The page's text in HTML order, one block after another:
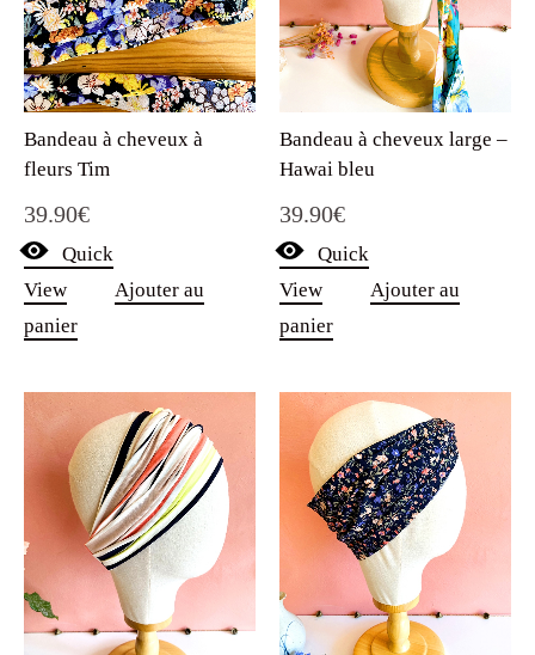
Bandeau à cheveux à
fleurs Tim
39.90€
Quick
View
Ajouter au
panier
Bandeau à cheveux large –
Hawai bleu
39.90€
Quick
View
Ajouter au
panier